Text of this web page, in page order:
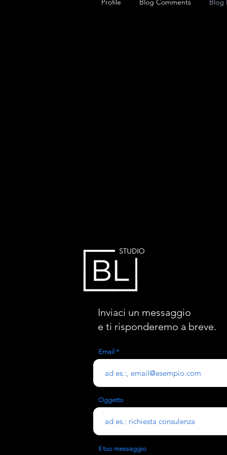
Profile Blog Comments Blog
Inviaci un messaggio
e ti risponderemo a breve.
Email
Oggetto
Il tuo messaggio